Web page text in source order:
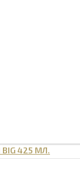
425 МЛ.